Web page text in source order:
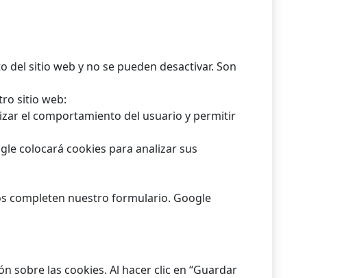
del sitio web y no se pueden desactivar. Son
sitio web:
el comportamiento del usuario y permitir
colocará cookies para analizar sus
completen nuestro formulario. Google
sobre las cookies. Al hacer clic en “Guardar